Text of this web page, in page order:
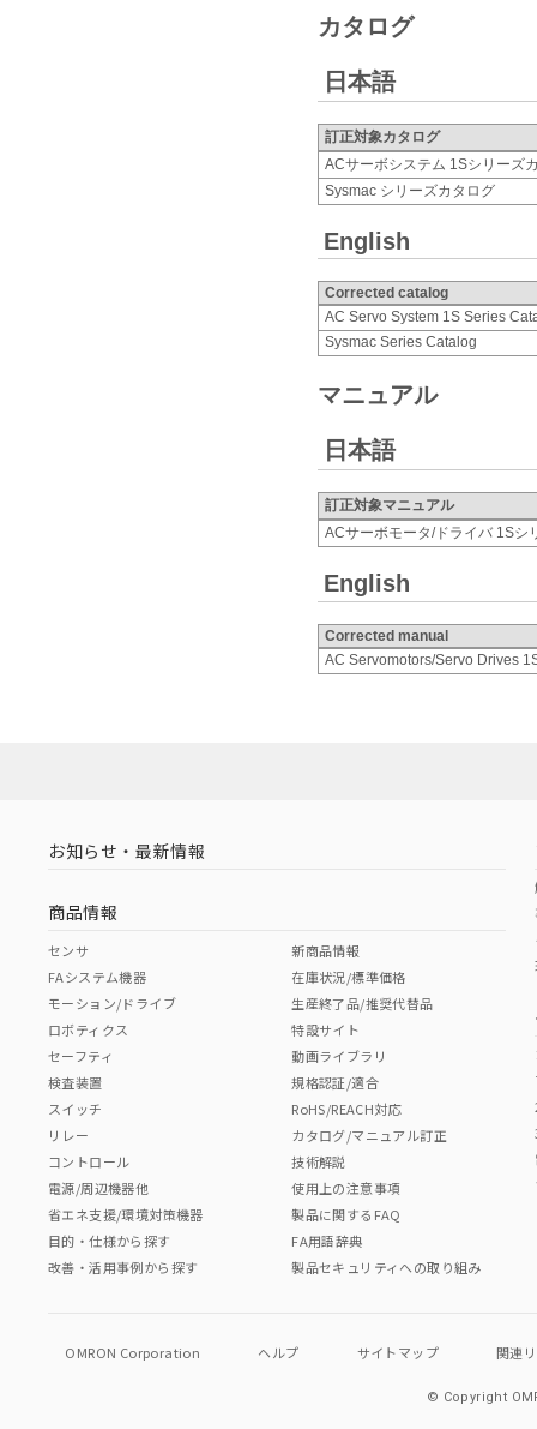
カタログ
日本語
訂正対象カタログ
ACサーボシステム 1Sシリーズ
Sysmac シリーズカタログ
English
Corrected catalog
AC Servo System 1S Series
Sysmac Series Catalog
マニュアル
日本語
訂正対象マニュアル
ACサーボモータ/ドライバ 1Sシ
English
Corrected manual
AC Servomotors/Servo Drives
お知らせ・最新情報
商品情報
センサ
FAシステム機器
モーション/ドライブ
ロボティクス
セーフティ
検査装置
スイッチ
リレー
コントロール
電源/周辺機器他
省エネ支援/環境対策機器
目的・仕様から探す
改善・活用事例から探す
新商品情報
在庫状況/標準価格
生産終了品/推奨代替品
特設サイト
動画ライブラリ
規格認証/適合
RoHS/REACH対応
カタログ/マニュアル訂正
技術解説
使用上の注意事項
製品に関するFAQ
FA用語辞典
製品セキュリティへの取り組み
OMRON Corporation ヘルプ サイトマップ 関連
© Copyright